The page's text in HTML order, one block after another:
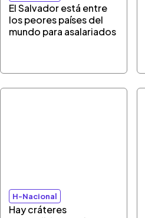
El Salvador está entre
los peores países del
mundo para asalariados
H-Nacional
Hay cráteres